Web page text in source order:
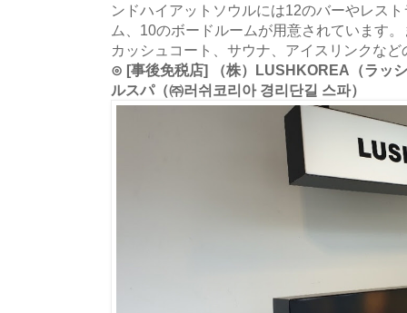
ンドハイアットソウルには12のバーやレス
ム、10のボードルームが用意されています
カッシュコート、サウナ、アイスリンクな
⊙ [事後免税店] （株）LUSHKOREA（ラッ
ルスパ（㈜러쉬코리아 경리단길 스파）